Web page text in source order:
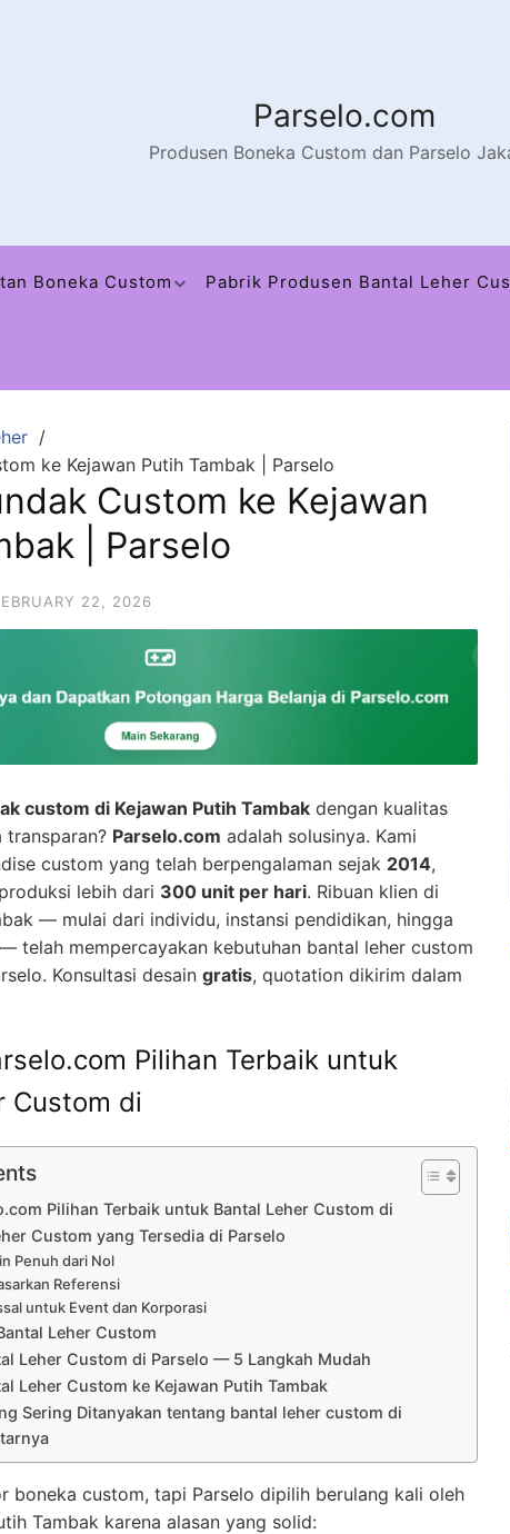
Parselo.com
Produsen Boneka Custom dan Parselo
Boneka Custom Pabrik Produsen Bantal Leher
ke Kejawan Putih Tambak | Parselo
Custom ke Kejawan
| Parselo
22, 2026
custom di Kejawan Putih Tambak dengan kualitas
transparan? Parselo.com adalah solusinya. Kami
custom yang telah berpengalaman sejak 2014,
lebih dari 300 unit per hari. Ribuan klien di
— mulai dari individu, instansi pendidikan, hingga
telah mempercayakan kebutuhan bantal leher custom
Konsultasi desain gratis, quotation dikirim dalam
Pilihan Terbaik untuk
Custom di
Pilihan Terbaik untuk Bantal Leher Custom di
Custom yang Tersedia di Parselo
Penuh dari Nol
Referensi
untuk Event dan Korporasi
Leher Custom
Leher Custom di Parselo — 5 Langkah Mudah
Leher Custom ke Kejawan Putih Tambak
Sering Ditanyakan tentang bantal leher custom di
boneka custom, tapi Parselo dipilih berulang kali oleh
Tambak karena alasan yang solid: